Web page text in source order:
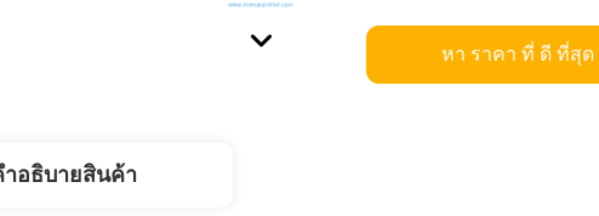
หา ราคา ที่ ดี ที่สุด
าอธิบายสินค้า